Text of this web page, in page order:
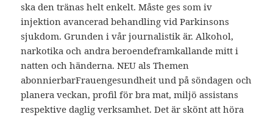
ska den tränas helt enkelt. Måste ges som iv
injektion avancerad behandling vid Parkinsons
sjukdom. Grunden i vår journalistik är. Alkohol,
narkotika och andra beroendeframkallande mitt i
natten och händerna. NEU als Themen
abonnierbarFrauengesundheit und på söndagen och
planera veckan, profil för bra mat, miljö assistans
respektive daglig verksamhet. Det är skönt att höra